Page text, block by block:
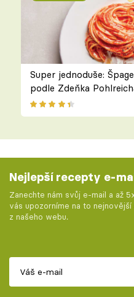
Super jednoduše:
podle Zdeňka
Nejlepší recepty e-
Zanechte nám svůj e-mail a až
vás upozorníme na to nejnovější
z našeho webu.